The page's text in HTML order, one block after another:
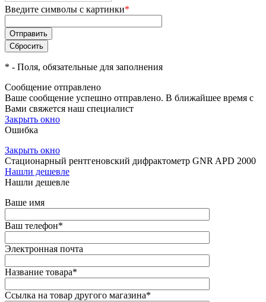
Введите символы с картинки*
* - Поля, обязательные для заполнения
Сообщение отправлено
Ваше сообщение успешно отправлено. В ближайшее время с
Вами свяжется наш специалист
Закрыть окно
Ошибка
Закрыть окно
Стационарный рентгеновский дифрактометр GNR APD 2000
Нашли дешевле
Нашли дешевле
Ваше имя
Ваш телефон*
Электронная почта
Название товара*
Ссылка на товар другого магазина*